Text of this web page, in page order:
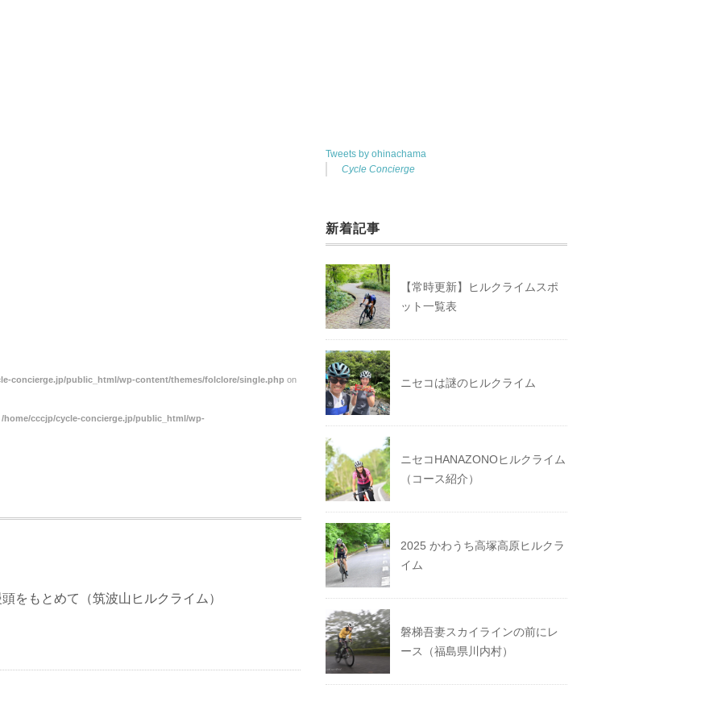
concierge.jp/public_html/wp-content/themes/folclore/single.php on
/home/cccjp/cycle-concierge.jp/public_html/wp-
をもとめて（筑波山ヒルクライム）
Tweets by ohinachama
Cycle Concierge
新着記事
【常時更新】ヒルクライムスポ
ット一覧表
ニセコは謎のヒルクライム
ニセコHANAZONOヒルクライム
（コース紹介）
2025 かわうち高塚高原ヒルクラ
イム
磐梯吾妻スカイラインの前にレ
ース（福島県川内村）